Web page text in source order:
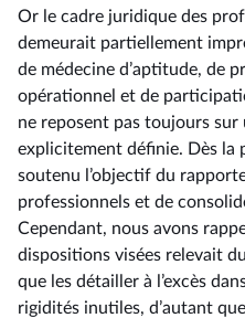
Or le cadre juridique des
demeurait partiellement
de médecine d’aptitude, de
opérationnel et de
ne reposent pas toujours sur
explicitement définie. Dès la
soutenu l’objectif du
professionnels et de
Cependant, nous avons
dispositions visées relevait
que les détailler à l’excès
rigidités inutiles, d’autant